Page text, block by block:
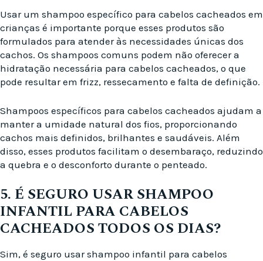
Usar um shampoo específico para cabelos cacheados em
crianças é importante porque esses produtos são
formulados para atender às necessidades únicas dos
cachos. Os shampoos comuns podem não oferecer a
hidratação necessária para cabelos cacheados, o que
pode resultar em frizz, ressecamento e falta de definição.
Shampoos específicos para cabelos cacheados ajudam a
manter a umidade natural dos fios, proporcionando
cachos mais definidos, brilhantes e saudáveis. Além
disso, esses produtos facilitam o desembaraço, reduzindo
a quebra e o desconforto durante o penteado.
5. É SEGURO USAR SHAMPOO
INFANTIL PARA CABELOS
CACHEADOS TODOS OS DIAS?
Sim, é seguro usar shampoo infantil para cabelos